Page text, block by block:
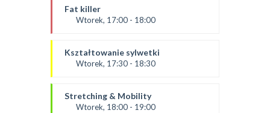
Ania
*Zajęcia dla dorosłych i dzieci
Fat killer
Wtorek, 17:00 - 18:00
Aneta J
SALA 2
Kształtowanie sylwetki
Wtorek, 17:30 - 18:30
Ola B
*Zajęcia dla dorosłych i dzieci
Stretching & Mobility
Wtorek, 18:00 - 19:00